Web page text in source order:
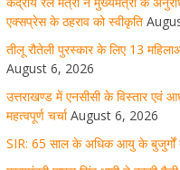
मुख्यमंत्री
पर
धर्मनगरी
एक्सप्रेस के ठहराव को स्वीकृति
तीलू रौतेली पुरस्कार के लिए 13
August 6, 2026
उत्तराखण्ड में एनसीसी के विस्तार
महत्वपूर्ण चर्चा August 6, 2026
SIR: 65 साल के अधिक आयु के बुजुर्गों